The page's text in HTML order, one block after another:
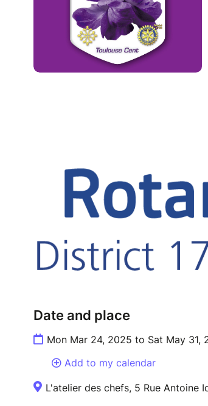
Date and place
Mon Mar 24, 2025 to Sat May 31,
Add to my calendar
L'atelier des chefs, 5 Rue Antoine